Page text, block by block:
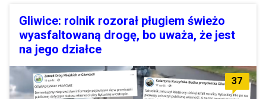
Gliwice: rolnik rozorał pługiem świeżo
wyasfaltowaną drogę, bo uważa, że jest
na jego działce
37